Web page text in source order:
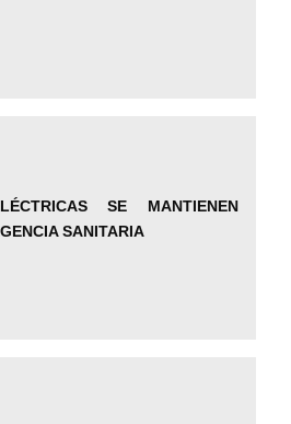
SE MANTIENEN
SANITARIA